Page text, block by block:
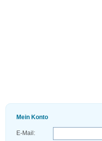
Mein Konto
E-Mail: